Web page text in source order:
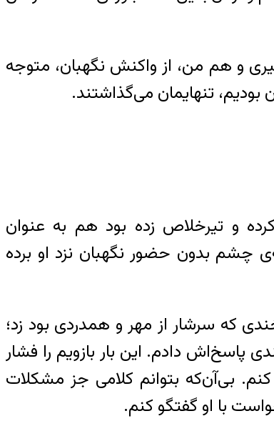
و هم من، از واکنش نگهبان، متوجه
تنهایمان می‌گذاشتند.
و تیرخلاص زده بود هم به عنوان
چشم بدون حضور نگهبان نزد او برده
که سرشار از مهر و همدردی بود زد؛
دادم. این بار بازویم را فشار
بی‌آن‌که بتوانم کلامی جز مشکلات
با او گفتگو کنم.